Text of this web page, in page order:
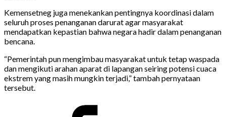
Kemensetneg juga menekankan pentingnya koordinasi dalam
seluruh proses penanganan darurat agar masyarakat
mendapatkan kepastian bahwa negara hadir dalam penanganan
bencana.
“Pemerintah pun mengimbau masyarakat untuk tetap waspada
dan mengikuti arahan aparat di lapangan seiring potensi cuaca
ekstrem yang masih mungkin terjadi,” tambah pernyataan
tersebut.